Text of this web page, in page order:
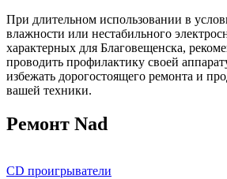
При длительном использовании в
влажности или нестабильного
характерных для Благовещенска,
проводить профилактику своей
избежать дорогостоящего ремонта и
вашей техники.
Ремонт Nad
CD проигрыватели